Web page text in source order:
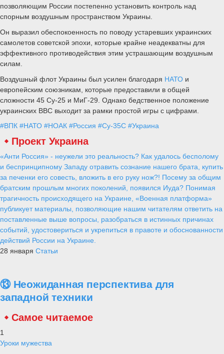
вооружения, которые значительно повышают его боевые
возможности.
В августе 2009 года ВВС России сделали крупный заказ на 48
самолетов Су-35С, поставки продлились до 2015 года. В ноябре
2009 года Сухой начал производство необходимых компонентов
для сборки самолета. Самолет был модернизирован с
и новая радиолокационная система с фазированной антенной
решеткой, значительно повышающая дальность обнаружения
воздушных целей.
испытательный центр для проведения летных испытаний в августе
2011 года. К декабрю 2012 года Минобороны России получило от
Сухого шесть серийных самолетов Су-35С. ВВС
Народно-
освободительной армии Китая
заказали 24 самолета Су-35С в
2015 году, а ВВС Индонезии последовали их примеру в феврале
2018 года, заказав 11 истребителей Су-35С.
Самолеты Су-25 1980-х годов, входящие в состав парка Украины,
плохо оснащены, чтобы соответствовать высокотехнологичным
российским Су-35. Эти передовые Су-35, вооруженные самыми
современными радарами и ракетами, представляют значительную
угрозу стареющим украинским самолетам.
В настоящее время ВВС России бесспорно господствуют в небе
чиновник выразил тревогу по поводу грозных российских Су-35,
назвав эти превосходящие истребители инструментом,
позволяющим России постепенно установить контроль над
самолетов советской эпохи, которые крайне неадекватны для
эффективного противодействия этим устрашающим воздушным